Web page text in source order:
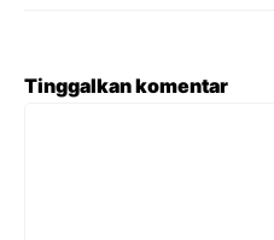
Tinggalkan komentar